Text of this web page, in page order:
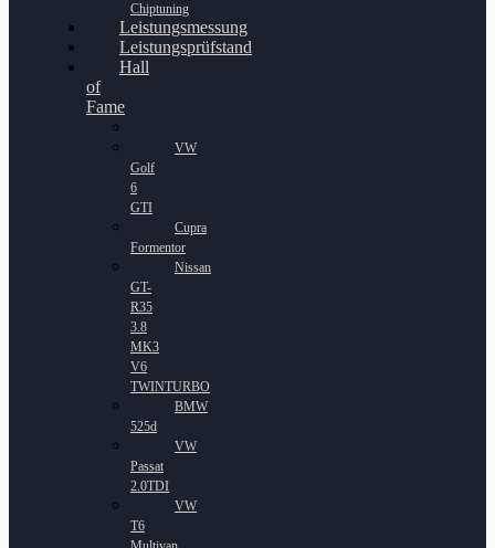
Chiptuning
Leistungsmessung
Leistungsprüfstand
Hall
of
Fame
VW
Golf
6
GTI
Cupra
Formentor
Nissan
GT-
R35
3.8
MK3
V6
TWINTURBO
BMW
525d
VW
Passat
2.0TDI
VW
T6